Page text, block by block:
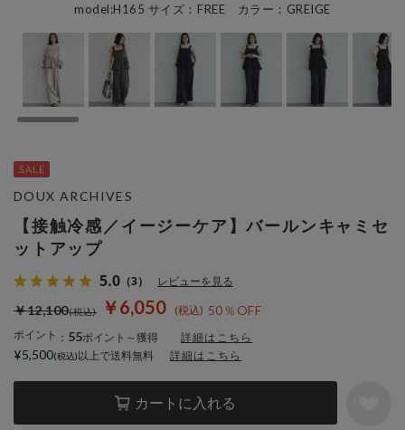
model:H165 サイズ：FREE カラー：GREIGE
【接触冷感／イージーケア】バールンキャミセ
ットアップ
5.0 （3） レビューを見る
￥6,050 50％OFF
￥12,100
ポイント ： 55ポイント～獲得 詳細はこちら
カートに入れる
DOUX ARCHIVES
¥5,500 以上で送料無料 詳細はこちら